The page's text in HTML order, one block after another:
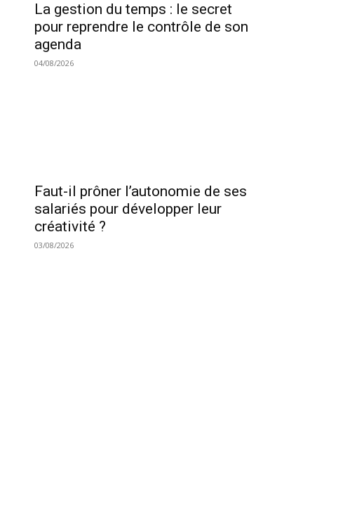
La gestion du temps : le secret
pour reprendre le contrôle de son
agenda
04/08/2026
Faut-il prôner l’autonomie de ses
salariés pour développer leur
créativité ?
03/08/2026